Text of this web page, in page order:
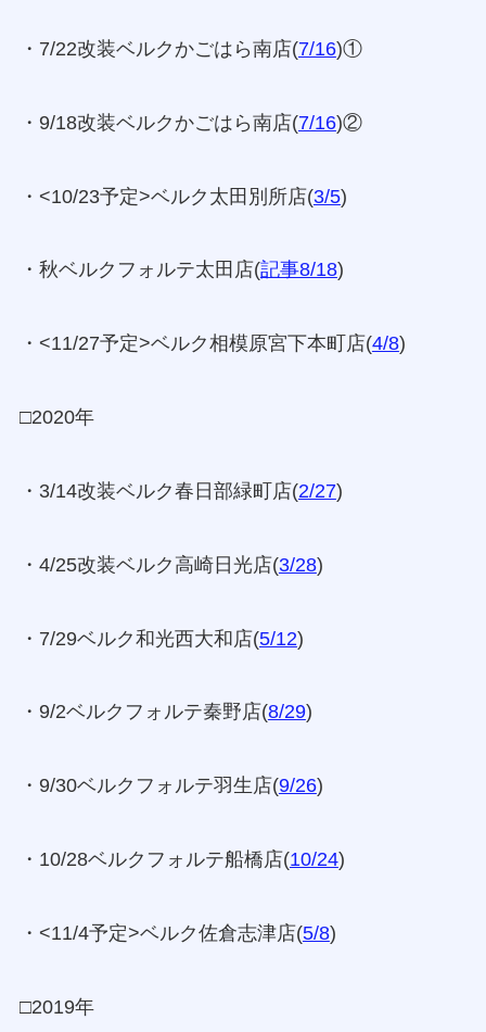
・7/22改装ベルクかごはら南店(7/16)①
・9/18改装ベルクかごはら南店(7/16)②
・<10/23予定>ベルク太田別所店(3/5)
・秋ベルクフォルテ太田店(記事8/18)
・<11/27予定>ベルク相模原宮下本町店(4/8)
□2020年
・3/14改装ベルク春日部緑町店(2/27)
・4/25改装ベルク高崎日光店(3/28)
・7/29ベルク和光西大和店(5/12)
・9/2ベルクフォルテ秦野店(8/29)
・9/30ベルクフォルテ羽生店(9/26)
・10/28ベルクフォルテ船橋店(10/24)
・<11/4予定>ベルク佐倉志津店(5/8)
□2019年